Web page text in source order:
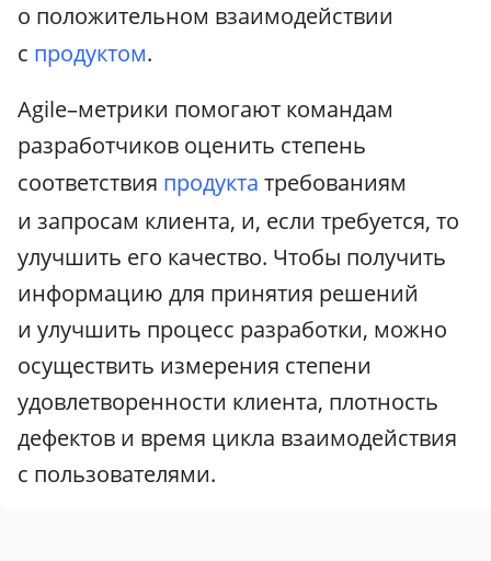
о положительном взаимодействии
с продуктом.
Agile–метрики помогают командам
разработчиков оценить степень
соответствия продукта требованиям
и запросам клиента, и, если требуется, то
улучшить его качество. Чтобы получить
информацию для принятия решений
и улучшить процесс разработки, можно
осуществить измерения степени
удовлетворенности клиента, плотность
дефектов и время цикла взаимодействия
с пользователями.